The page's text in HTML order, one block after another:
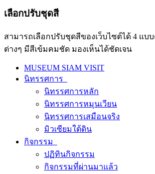
เลือกปรับชุดสี
สามารถเลือกปรับชุดสีของเว็บไซต์ได้ 4 แบ
ต่างๆ มีสีเข้มคมชัด มองเห็นได้ชัดเจน
MUSEUM SIAM VISIT
นิทรรศการ
นิทรรศการหลัก
นิทรรศการหมุนเวียน
นิทรรศการเสมือนจริง
มิวเซียมใต้ดิน
กิจกรรม
ปฏิทินกิจกรรม
กิจกรรมที่ผ่านมาแล้ว